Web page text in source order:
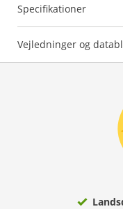
Specifikationer
Vejledninger og